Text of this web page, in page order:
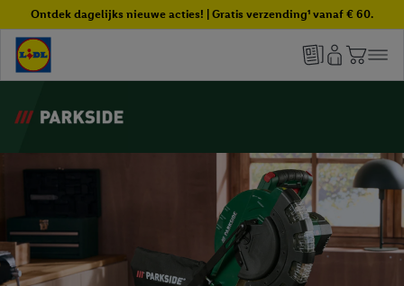
Ontdek dagelijks nieuwe acties! | Gratis verzending¹ vanaf € 60.